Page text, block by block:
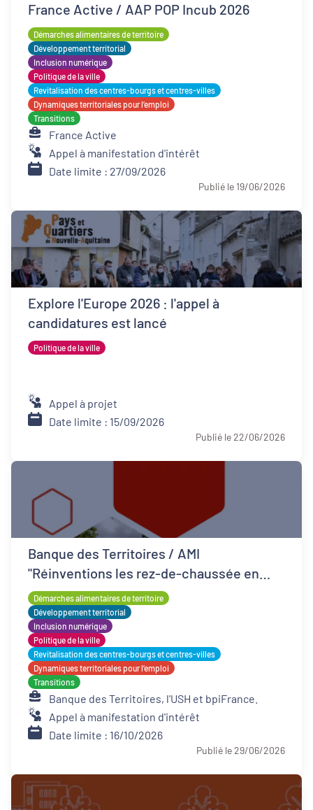
France Active / AAP POP Incub 2026
Démarches alimentaires de territoire
Développement territorial
Inclusion numérique
Politique de la ville
Revitalisation des centres-bourgs et centres-villes
Dynamiques territoriales pour l’emploi
Transitions
France Active
Appel à manifestation d'intérêt
Date limite : 27/09/2026
Publié le 19/06/2026
Explore l'Europe 2026 : l'appel à
candidatures est lancé
Politique de la ville
Appel à projet
Date limite : 15/09/2026
Publié le 22/06/2026
Banque des Territoires / AMI
"Réinventions les rez-de-chaussée en
QPV"
Démarches alimentaires de territoire
Développement territorial
Inclusion numérique
Politique de la ville
Revitalisation des centres-bourgs et centres-villes
Dynamiques territoriales pour l’emploi
Transitions
Banque des Territoires, l'USH et bpiFrance.
Appel à manifestation d'intérêt
Date limite : 16/10/2026
Publié le 29/06/2026